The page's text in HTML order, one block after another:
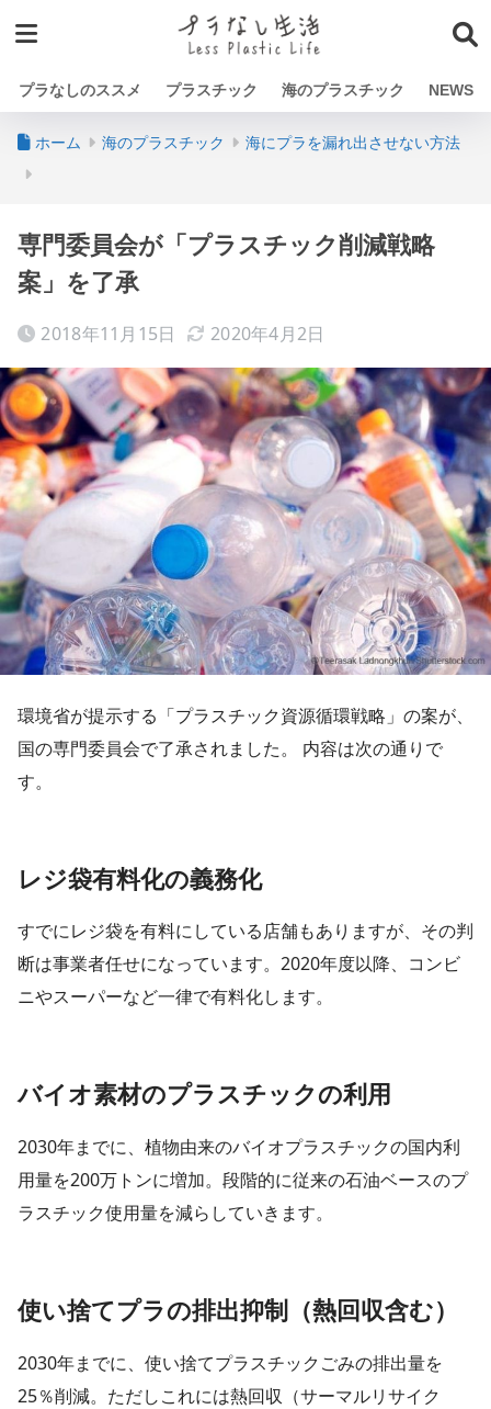
プラなしのススメ プラスチック 海のプラスチック NEWS
ホーム 海のプラスチック 海にプラを漏れ出させない方法
専門委員会が「プラスチック削減戦略
案」を了承
2018年11月15日 2020年4月2日
環境省が提示する「プラスチック資源循環戦略」の案が、
国の専門委員会で了承されました。 内容は次の通りで
す。
レジ袋有料化の義務化
すでにレジ袋を有料にしている店舗もありますが、その判
断は事業者任せになっています。2020年度以降、コンビ
ニやスーパーなど一律で有料化します。
バイオ素材のプラスチックの利用
2030年までに、植物由来のバイオプラスチックの国内利
用量を200万トンに増加。段階的に従来の石油ベースのプ
ラスチック使用量を減らしていきます。
使い捨てプラの排出抑制（熱回収含む）
2030年までに、使い捨てプラスチックごみの排出量を
25％削減。ただしこれには熱回収（サーマルリサイク